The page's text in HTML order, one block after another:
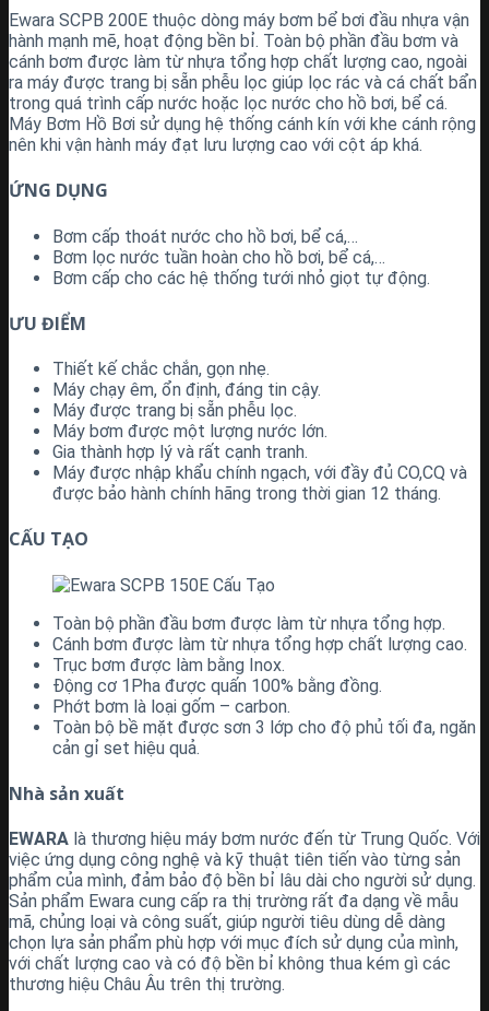
Ewara SCPB 200E thuộc dòng máy bơm bể bơi đầu nhựa vận
hành mạnh mẽ, hoạt động bền bỉ. Toàn bộ phần đầu bơm và
cánh bơm được làm từ nhựa tổng hợp chất lượng cao, ngoài
ra máy được trang bị sẵn phễu lọc giúp lọc rác và cá chất bẩn
trong quá trình cấp nước hoặc lọc nước cho hồ bơi, bể cá.
Máy Bơm Hồ Bơi sử dụng hệ thống cánh kín với khe cánh rộng
nên khi vận hành máy đạt lưu lượng cao với cột áp khá.
ỨNG DỤNG
Bơm cấp thoát nước cho hồ bơi, bể cá,…
Bơm lọc nước tuần hoàn cho hồ bơi, bể cá,…
Bơm cấp cho các hệ thống tưới nhỏ giọt tự động.
ƯU ĐIỂM
Thiết kế chắc chắn, gọn nhẹ.
Máy chạy êm, ổn định, đáng tin cậy.
Máy được trang bị sẵn phễu lọc.
Máy bơm được một lượng nước lớn.
Gia thành hợp lý và rất cạnh tranh.
Máy được nhập khẩu chính ngạch, với đầy đủ CO,CQ và
được bảo hành chính hãng trong thời gian 12 tháng.
CẤU TẠO
Toàn bộ phần đầu bơm được làm từ nhựa tổng hợp.
Cánh bơm được làm từ nhựa tổng hợp chất lượng cao.
Trục bơm được làm bằng Inox.
Động cơ 1Pha được quấn 100% bằng đồng.
Phớt bơm là loại gốm – carbon.
Toàn bộ bề mặt được sơn 3 lớp cho độ phủ tối đa, ngăn
cản gỉ set hiệu quả.
Nhà sản xuất
EWARA là thương hiệu máy bơm nước đến từ Trung Quốc. Với
việc ứng dụng công nghệ và kỹ thuật tiên tiến vào từng sản
phẩm của mình, đảm bảo độ bền bỉ lâu dài cho người sử dụng.
Sản phẩm Ewara cung cấp ra thị trường rất đa dạng về mẫu
mã, chủng loại và công suất, giúp người tiêu dùng dễ dàng
chọn lựa sản phẩm phù hợp với mục đích sử dụng của mình,
với chất lượng cao và có độ bền bỉ không thua kém gì các
thương hiệu Châu Âu trên thị trường.